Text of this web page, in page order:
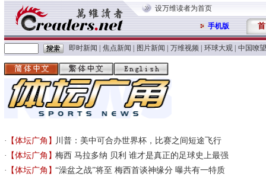
设万维读者为首页
手机版 首
即时新闻 焦点新闻 图片新闻 万维视频 环球大观 中国嘹望
【体坛广角】 川普：美中可合办世界杯，比赛之间短途飞行
【体坛广角】梅西 马拉多纳 贝利 谁才是真正的足球史上最强
【体坛广角】“澡盆之战”将至 梅西首谈神缘分 曝共有一特质